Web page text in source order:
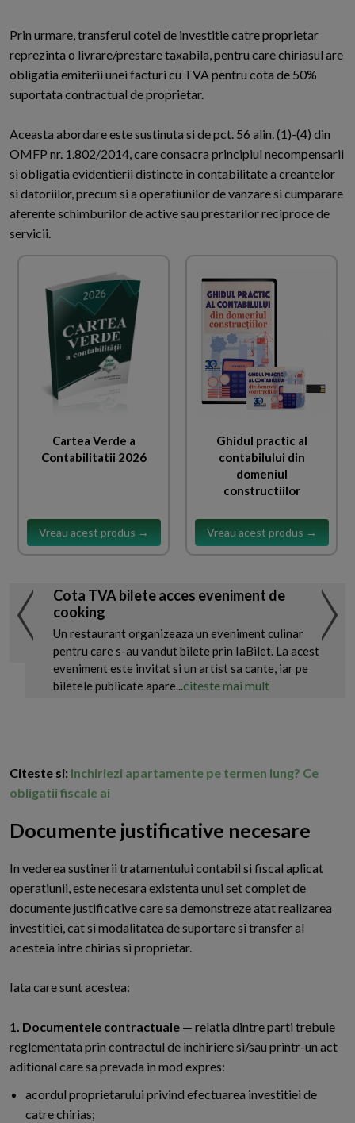
Prin urmare, transferul cotei de investitie catre proprietar
reprezinta o livrare/prestare taxabila, pentru care chiriasul are
obligatia emiterii unei facturi cu TVA pentru cota de 50%
suportata contractual de proprietar.
Aceasta abordare este sustinuta si de pct. 56 alin. (1)-(4) din
OMFP nr. 1.802/2014, care consacra principiul necompensarii
si obligatia evidentierii distincte in contabilitate a creantelor
si datoriilor, precum si a operatiunilor de vanzare si cumparare
aferente schimburilor de active sau prestarilor reciproce de
servicii.
Cartea Verde a
Contabilitatii 2026
Vreau acest produs →
Ghidul practic al
contabilului din
domeniul
constructiilor
Vreau acest produs →
Cota TVA bilete acces eveniment de
cooking
Un restaurant organizeaza un eveniment culinar
pentru care s-au vandut bilete prin IaBilet. La acest
eveniment este invitat si un artist sa cante, iar pe
biletele publicate apare...citeste mai mult
Citeste si: Inchiriezi apartamente pe termen lung? Ce
obligatii fiscale ai
Documente justificative necesare
In vederea sustinerii tratamentului contabil si fiscal aplicat
operatiunii, este necesara existenta unui set complet de
documente justificative care sa demonstreze atat realizarea
investitiei, cat si modalitatea de suportare si transfer al
acesteia intre chirias si proprietar.
Iata care sunt acestea:
1. Documentele contractuale — relatia dintre parti trebuie
reglementata prin contractul de inchiriere si/sau printr-un act
aditional care sa prevada in mod expres:
acordul proprietarului privind efectuarea investitiei de
catre chirias;